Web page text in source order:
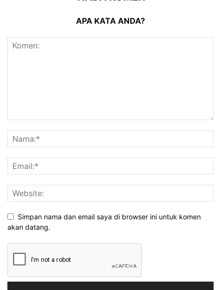
APA KATA ANDA?
Simpan nama dan email saya di browser ini untuk komen
akan datang.